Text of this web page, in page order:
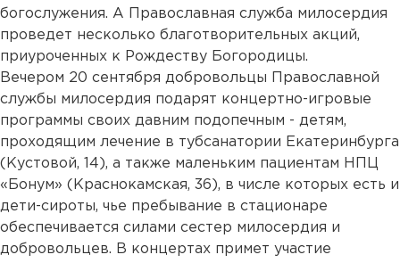
богослужения. А Православная служба милосердия
проведет несколько благотворительных акций,
приуроченных к Рождеству Богородицы.
Вечером 20 сентября добровольцы Православной
службы милосердия подарят концертно-игровые
программы своих давним подопечным - детям,
проходящим лечение в тубсанатории Екатеринбурга
(Кустовой, 14), а также маленьким пациентам НПЦ
«Бонум» (Краснокамская, 36), в числе которых есть и
дети-сироты, чье пребывание в стационаре
обеспечивается силами сестер милосердия и
добровольцев. В концертах примет участие